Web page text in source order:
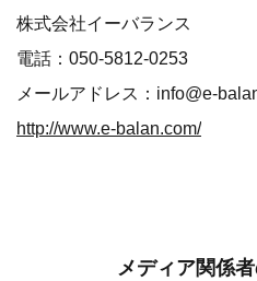
株式会社イーバランス
電話：050-5812-0253
メールアドレス：info@e-
http://www.e-balan.com/
メディア関係